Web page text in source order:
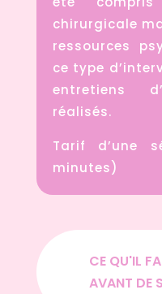
chirurgicale
ressources
ce type
entretiens
réalisés.
Tarif d’une
minutes)
CE QU'IL
AVANT DE